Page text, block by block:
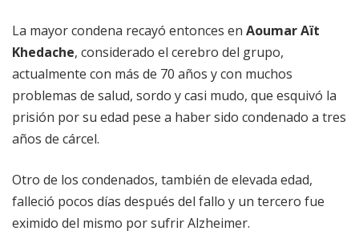
La mayor condena recayó entonces en Aoumar Aït
Khedache, considerado el cerebro del grupo,
actualmente con más de 70 años y con muchos
problemas de salud, sordo y casi mudo, que esquivó la
prisión por su edad pese a haber sido condenado a tres
años de cárcel.
Otro de los condenados, también de elevada edad,
falleció pocos días después del fallo y un tercero fue
eximido del mismo por sufrir Alzheimer.